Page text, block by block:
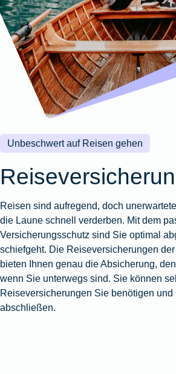
Wohnungsschutzbrief
Zur
Produktübersicht
Gewässerschadenhaftpflicht
Zur
Produktübersicht
Zur
Produktübersicht
Reisehaftpflichtversicherung
Reiserücktrittsversicherung
Zur
Produktübersicht
Zur
Produktübersicht
Zur
Produktübersicht
Zur
Produktübersicht
Montageversicherung
Zur
Produktübersicht
Gruppenunfall für
Betriebe
Gruppenunfall für
Vereine
Produktübersicht
Kunstversicherung
Ausstellungsversicherung
Valorenversicherung
Oldtimersammlungsversicherung
Zur
Unbeschwert auf Reisen gehen
Reisen sind aufregend, doch
die Laune schnell verderben. Mit dem
Versicherungsschutz sind Sie optimal
schiefgeht. Die Reiseversicherungen
bieten Ihnen genau die Absicherung,
wenn Sie unterwegs sind. Sie können
Reiseversicherungen Sie benötigen
abschließen.